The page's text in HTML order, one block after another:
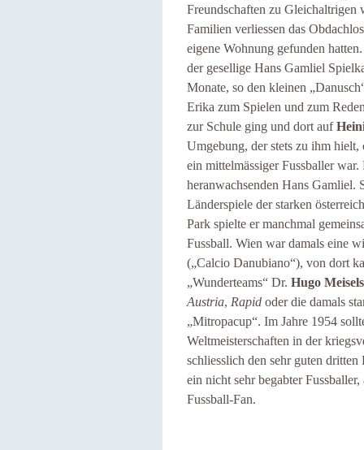
Freundschaften zu Gleichaltrigen
Familien verliessen das
eigene Wohnung gefunden
der gesellige Hans Gamliel
Monate, so den kleinen
Erika zum Spielen und zum
zur Schule ging und dort auf
Umgebung, der stets zu ihm
ein mittelmässiger Fussballer
heranwachsenden Hans
Länderspiele der starken
Park spielte er manchmal
Fussball. Wien war damals eine
(„Calcio Danubiano“), von dort
„Wunderteams“ Dr. Hugo Meisels
Austria, Rapid oder die damals
„Mitropacup“. Im Jahre 1954
Weltmeisterschaften in der
schliesslich den sehr guten
ein nicht sehr begabter
Fussball-Fan.